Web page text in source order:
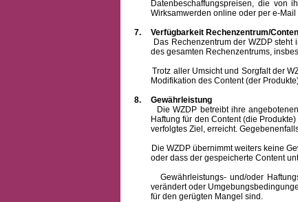
Datenbeschaffungspreisen, die von
Wirksamwerden online oder per e-
7.
Verfügbarkeit Rechenzentrum/
Das Rechenzentrum der WZDP steht
des gesamten Rechenzentrums,
Trotz aller Umsicht und Sorgfalt der
Modifikation des Content (der
8.
Gewährleistung
Die WZDP betreibt ihre angebotenen
Haftung für den Content (die
verfolgtes Ziel, erreicht.
Die WZDP übernimmt weiters keine
oder dass der gespeicherte Content
Gewährleistungs- und/oder
verändert oder
für den gerügten Mangel sind.